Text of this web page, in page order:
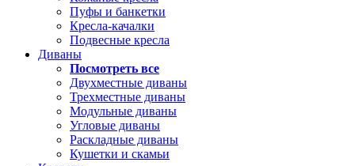
Пуфы и банкетки
Кресла-качалки
Подвесные кресла
Диваны
Посмотреть все
Двухместные диваны
Трехместные диваны
Модульные диваны
Угловые диваны
Раскладные диваны
Кушетки и скамьи